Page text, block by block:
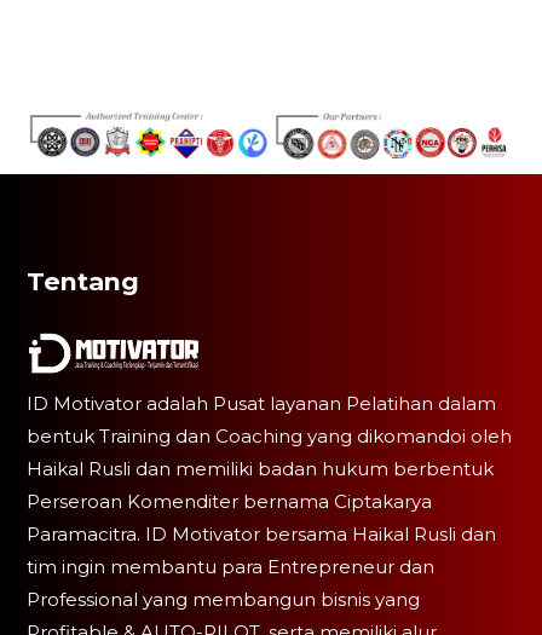
Tentang
ID Motivator adalah Pusat layanan Pelatihan dalam
bentuk Training dan Coaching yang dikomandoi oleh
Haikal Rusli dan memiliki badan hukum berbentuk
Perseroan Komenditer bernama Ciptakarya
Paramacitra. ID Motivator bersama Haikal Rusli dan
tim ingin membantu para Entrepreneur dan
Professional yang membangun bisnis yang